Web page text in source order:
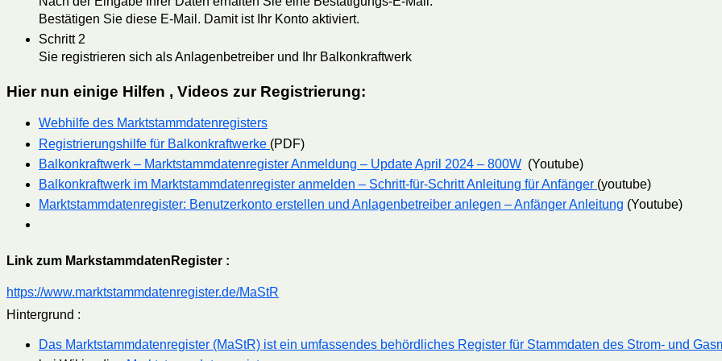
Bestätigen Sie diese E-Mail. Damit ist Ihr Konto aktiviert.
Schritt 2
Sie registrieren sich als Anlagenbetreiber und Ihr Balkonkraftwerk
Hier nun einige Hilfen , Videos zur Registrierung:
Webhilfe des Marktstammdaten­registers
Registrierungshilfe für Balkonkraftwerke (PDF)
Balkonkraftwerk – Marktstammdatenregister Anmeldung – Update April 2024 – 800W (Youtube)
Balkonkraftwerk im Marktstammdatenregister anmelden – Schritt-für-Schritt Anleitung für Anfänger (youtube)
Marktstammdatenregister: Benutzerkonto erstellen und Anlagenbetreiber anlegen – Anfänger Anleitung (Youtube)
Link zum MarkstammdatenRegister :
https://www.marktstammdatenregister.de/MaStR
Hintergrund :
Das Marktstammdatenregister (MaStR) ist ein umfassendes behördliches Register für Stammdaten des Strom- und